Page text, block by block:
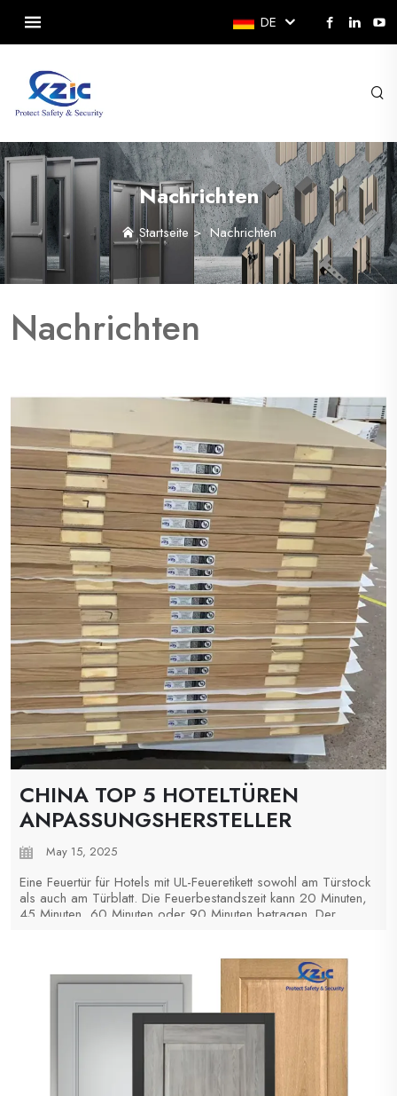
DE
Nachrichten
Startseite >Nachrichten
Nachrichten
CHINA TOP 5 HOTELTÜREN
ANPASSUNGSHERSTELLER
May 15, 2025
Eine Feuertür für Hotels mit UL-Feueretikett sowohl am Türstock
als auch am Türblatt. Die Feuerbestandszeit kann 20 Minuten,
45 Minuten, 60 Minuten oder 90 Minuten betragen. Der
Sichtscheibe benötigt, diese einbauen...